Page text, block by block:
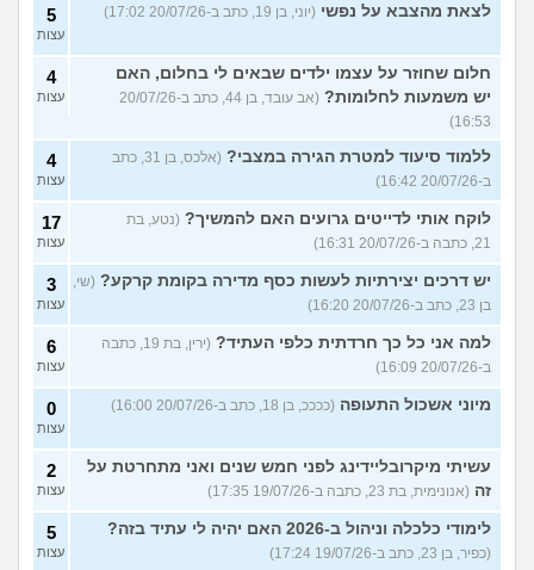
לצאת מהצבא על נפשי (יוני, בן 19, כתב ב-20/07/26 17:02) 5
עצות
חלום שחוזר על עצמו ילדים שבאים לי בחלום, האם
יש משמעות לחלומות?
(אב עובד, בן 44, כתב ב-20/07/26
16:53)
4
עצות
ללמוד סיעוד למטרת הגירה במצבי?
(אלכס, בן 31, כתב
ב-20/07/26 16:42)
4
עצות
לוקח אותי לדייטים גרועים האם להמשיך? (נטע, בת
21, כתבה ב-20/07/26 16:31)
17
עצות
יש דרכים יצירתיות לעשות כסף מדירה בקומת קרקע? (שי,
בן 23, כתב ב-20/07/26 16:20)
3
עצות
למה אני כל כך חרדתית כלפי העתיד?
(ירין, בת 19, כתבה
ב-20/07/26 16:09)
6
עצות
מיוני אשכול התעופה (ככככ, בן 18, כתב ב-20/07/26 16:00) 0
עצות
עשיתי מיקרובליידינג לפני חמש שנים ואני מתחרטת על
זה (אנונימית, בת 23, כתבה ב-19/07/26 17:35)
2
עצות
לימודי כלכלה וניהול ב-2026 האם יהיה לי עתיד בזה?
(כפיר, בן 23, כתב ב-19/07/26 17:24)
5
עצות